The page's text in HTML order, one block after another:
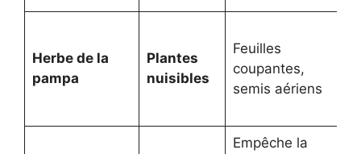
Herbe de la
pampa
Plantes
nuisibles
Feuilles
coupantes,
semis aériens
Empêche la